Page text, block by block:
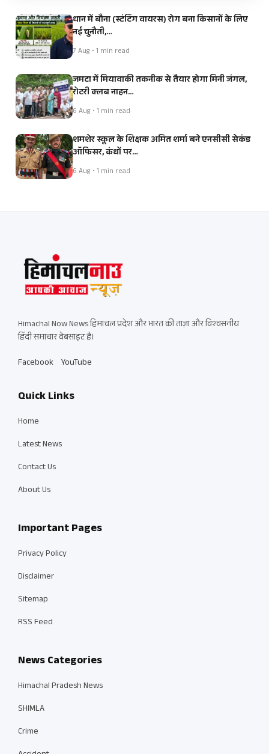
धान में बौना (स्टंटिंग वायरस) रोग बना किसानों के लिए
नई चुनौती,…
7 Aug • 1 min read
जमटा में मियावाकी तकनीक से तैयार होगा मिनी जंगल,
रोटरी क्लब नाहन…
6 Aug • 1 min read
शमशेर स्कूल के शिक्षक अमित शर्मा बने एनसीसी सेकंड
ऑफिसर, कंधों पर…
6 Aug • 1 min read
Himachal Now News हिमाचल प्रदेश और भारत की ताज़ा और विश्वसनीय
हिंदी समाचार वेबसाइट है।
Facebook YouTube
Quick Links
Home
Latest News
Contact Us
About Us
Important Pages
Privacy Policy
Disclaimer
Sitemap
RSS Feed
News Categories
Himachal Pradesh News
SHIMLA
Crime